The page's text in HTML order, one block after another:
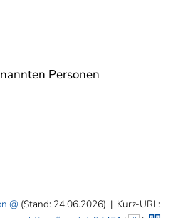
Personen
(Stand: 24.06.2026) | Kurz-URL: